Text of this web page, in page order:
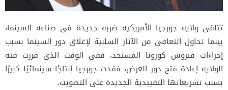
تتلقى ولاية جورجيا الأمريكية ضربة جديدة فى صناعة السينما،
بينما تحاول التعافى من الآثار السلبية لإغلاق دور السينما بسبب
إجراءات فيروس كورونا المستجد، ففى الوقت الذى قررت فيه
الولاية إعادة فتح دور العرض، فقدت جورجيا إنتاجًا سينمائيًا كبيرًا
بسبب تشريعاتها التقييدية الجديدة على التصويت.